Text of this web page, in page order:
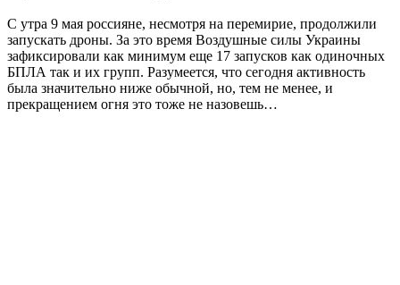
С утра 9 мая россияне, несмотря на перемирие, продолжили
запускать дроны. За это время Воздушные силы Украины
зафиксировали как минимум еще 17 запусков как одиночных
БПЛА так и их групп. Разумеется, что сегодня активность
была значительно ниже обычной, но, тем не менее, и
прекращением огня это тоже не назовешь…